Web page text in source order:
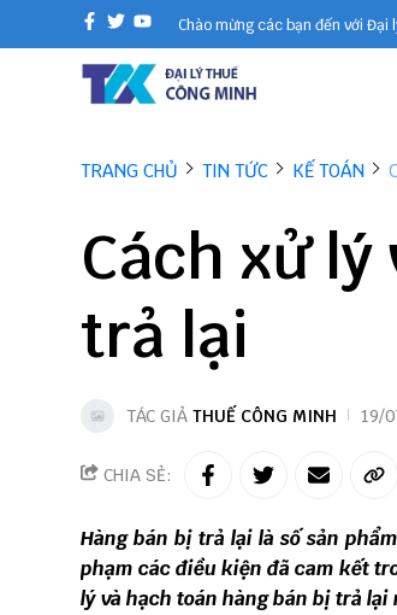
Chào mừng các bạn đến với Đại
TRANG CHỦ TIN TỨC KẾ TOÁN
Cách xử
trả lại
TÁC GIẢ THUẾ CÔNG MINH 19/
CHIA SẺ:
Hàng bán bị trả lại là số sản
phạm các điều kiện đã cam kết
lý và hạch toán hàng bán bị trả lại